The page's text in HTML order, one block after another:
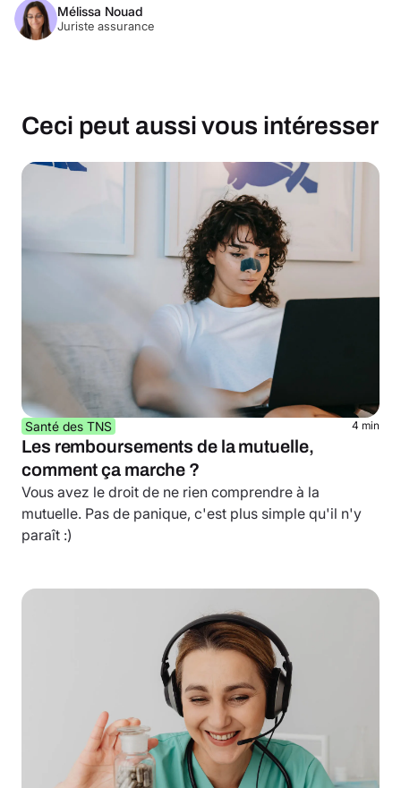
Mélissa Nouad
Juriste assurance
Ceci peut aussi vous intéresser
Santé des TNS 4 min
Les remboursements de la mutuelle,
comment ça marche ?
Vous avez le droit de ne rien comprendre à la
mutuelle. Pas de panique, c'est plus simple qu'il n'y
paraît :)